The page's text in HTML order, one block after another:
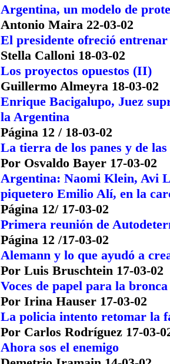
Argentina, un modelo de
Antonio Maira 22-03-02
El presidente ofreció
Stella Calloni 18-03-02
Los proyectos opuestos (II)
Guillermo Almeyra 18-03-02
Enrique Bacigalupo, Juez
la Argentina
Página 12 / 18-03-02
La tierra de los panes y de las
Por Osvaldo Bayer 17-03-02
Argentina: Naomi Klein, Avi
piquetero Emilio Alí, en la
Página 12/ 17-03-02
Primera reunión de
Página 12 /17-03-02
Alemann y lo que ayudó a
Por Luis Bruschtein 17-03-02
Voces de papel para la
Por Irina Hauser 17-03-02
La policia intento retomar la
Por Carlos Rodríguez 17-03-
Ahora sos el enemigo